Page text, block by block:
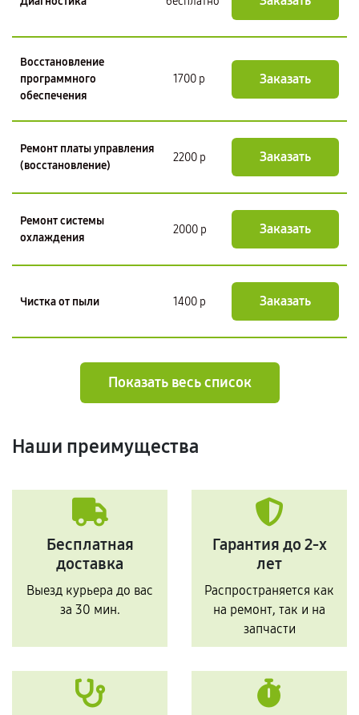
Восстановление
программного
обеспечения
1700 р Заказать
Ремонт платы управления
(восстановление)
2200 р Заказать
Ремонт системы
охлаждения
2000 р Заказать
Чистка от пыли 1400 р Заказать
Показать весь список
Наши преимущества
Бесплатная
доставка
Выезд курьера до вас
за 30 мин.
Гарантия до 2-х
лет
Распространяется как
на ремонт, так и на
запчасти